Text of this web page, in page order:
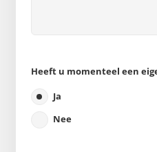
Heeft u momenteel een
Ja
Nee